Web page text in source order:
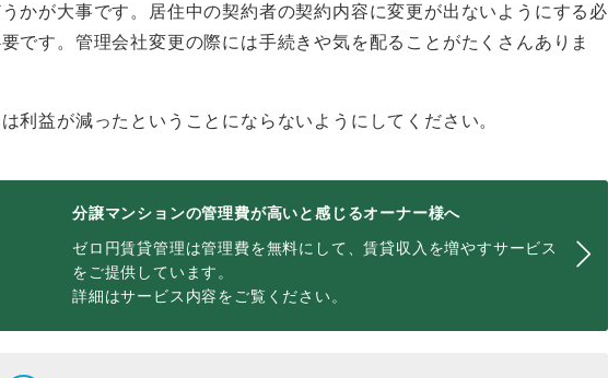
かが大事です。居住中の契約者の契約内容に変更が出ないようにする必
です。管理会社変更の際には手続きや気を配ることがたくさんありま
利益が減ったということにならないようにしてください。
分譲マンションの管理費が高いと感じるオーナー様へ
ゼロ円賃貸管理は管理費を無料にして、賃貸収入を増やすサービス
をご提供しています。
詳細はサービス内容をご覧ください。